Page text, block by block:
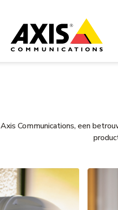
Axis Communications, een